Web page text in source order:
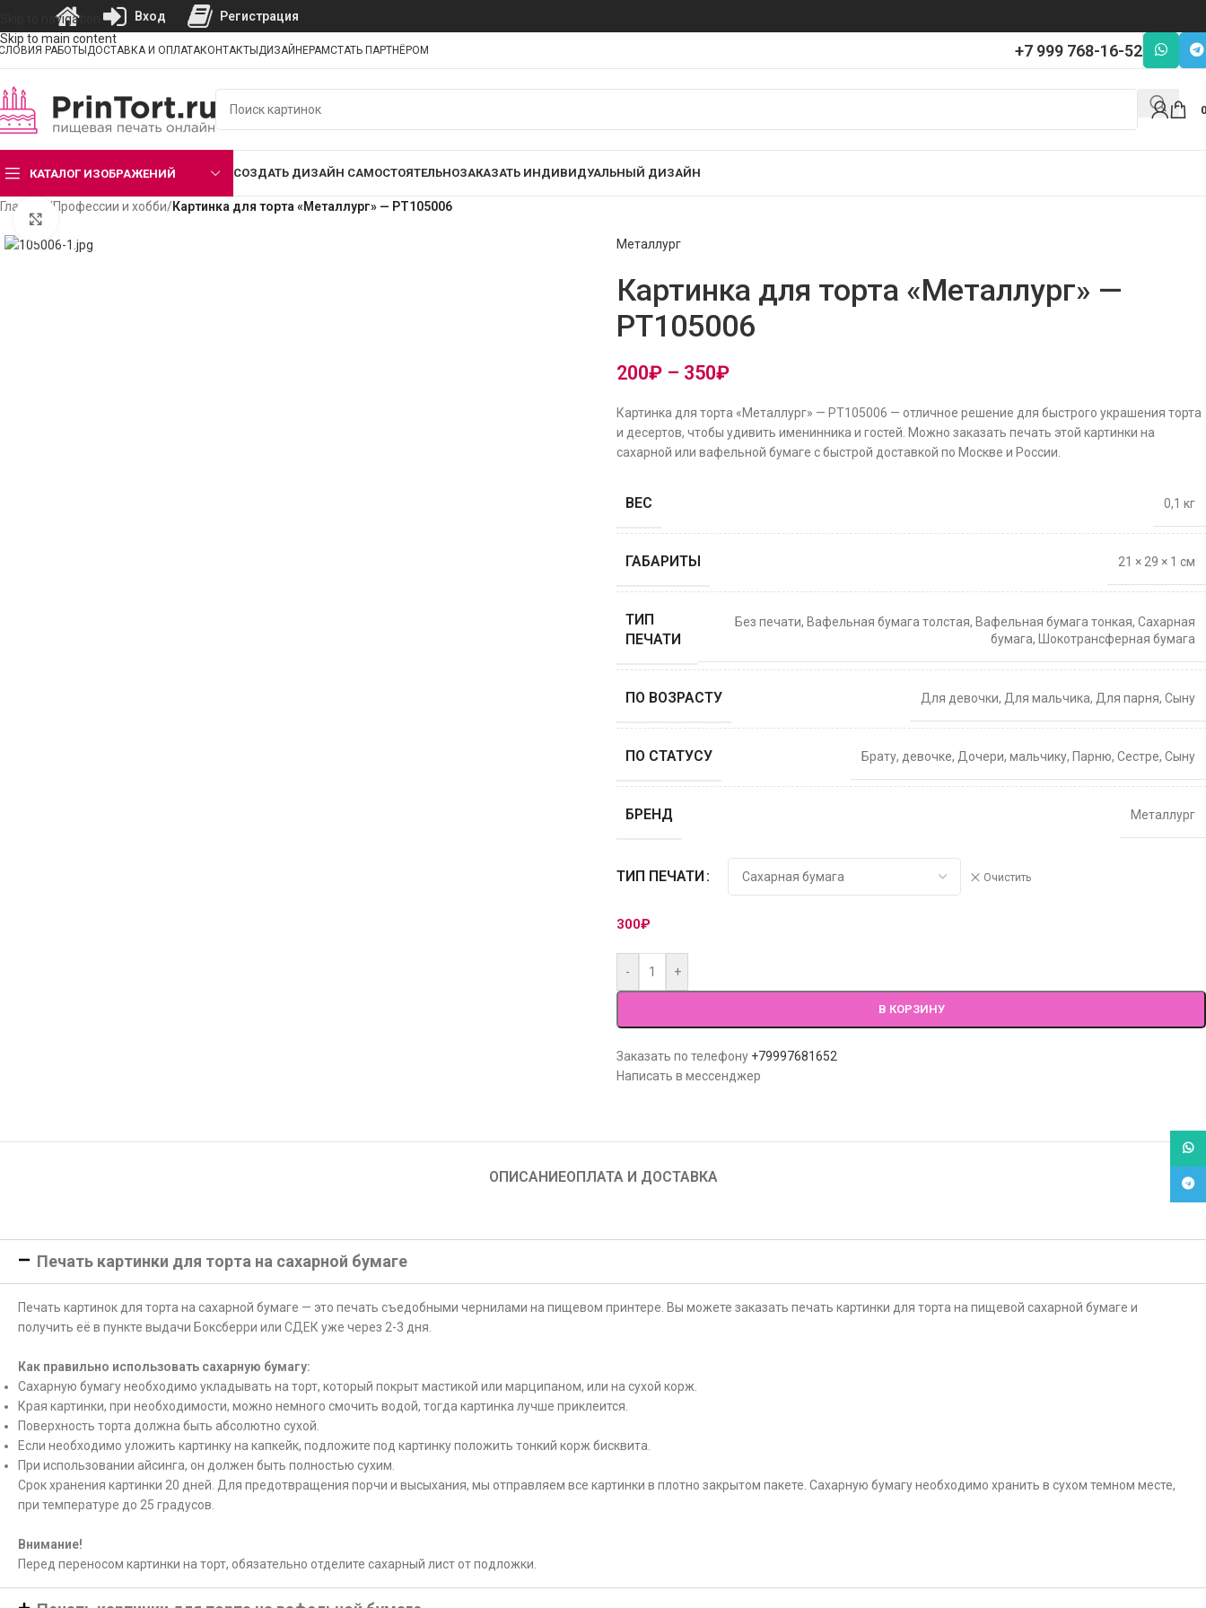
Skip to navigation
Skip to main content
РАБОТЫ ДОСТАВКА И ОПЛАТАКОНТАКТЫ ДИЗАЙНЕРАМСТАТЬ ПАРТНЁРОМ +7 999 768-16-52
0
КАТАЛОГ ИЗОБРАЖЕНИЙ СОЗДАТЬ ДИЗАЙН САМОСТОЯТЕЛЬНОЗАКАЗАТЬ ИНДИВИДУАЛЬНЫЙ ДИЗАЙН
Главная /Профессии и хобби/Картинка для торта «Металлург» — PT105006
Металлург
Картинка для торта «Металлург» —
PT105006
200₽ – 350₽
Картинка для торта «Металлург» — PT105006 — отличное решение для быстрого украшения торта
и десертов, чтобы удивить именинника и гостей. Можно заказать печать этой картинки на
сахарной или вафельной бумаге с быстрой доставкой по Москве и России.
ВЕС 0,1 кг
ГАБАРИТЫ 21 × 29 × 1 см
ТИП
ПЕЧАТИ
Без печати, Вафельная бумага толстая, Вафельная бумага тонкая, Сахарная
бумага, Шокотрансферная бумага
ПО ВОЗРАСТУ Для девочки, Для мальчика, Для парня, Сыну
ПО СТАТУСУ Брату, девочке, Дочери, мальчику, Парню, Сестре, Сыну
БРЕНД Металлург
ТИП ПЕЧАТИ Очистить
300₽
- +
В КОРЗИНУ
Заказать по телефону +79997681652
Написать в мессенджер
ОПИСАНИЕОПЛАТА И ДОСТАВКА
Печать картинки для торта на сахарной бумаге
Печать картинок для торта на сахарной бумаге — это печать съедобными чернилами на пищевом принтере. Вы можете заказать печать картинки для торта на пищевой сахарной бумаге и
получить её в пункте выдачи Боксберри или СДЕК уже через 2-3 дня.
Как правильно использовать сахарную бумагу:
Сахарную бумагу необходимо укладывать на торт, который покрыт мастикой или марципаном, или на сухой корж.
Края картинки, при необходимости, можно немного смочить водой, тогда картинка лучше приклеится.
Поверхность торта должна быть абсолютно сухой.
Если необходимо уложить картинку на капкейк, подложите под картинку положить тонкий корж бисквита.
При использовании айсинга, он должен быть полностью сухим.
Срок хранения картинки 20 дней. Для предотвращения порчи и высыхания, мы отправляем все картинки в плотно закрытом пакете. Сахарную бумагу необходимо хранить в сухом темном месте,
при температуре до 25 градусов.
Внимание!
Перед переносом картинки на торт, обязательно отделите сахарный лист от подложки.
Вход Регистрация